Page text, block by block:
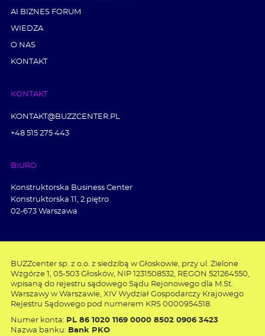
AI BIZNES FORUM
WIEDZA
O NAS
KONTAKT
KONTAKT
KONTAKT@BUZZCENTER.PL
+48 515 275 443
BIURO
Konstruktorska Business Center
Konstruktorska 11, 2 piętro
02-673 Warszawa
BUZZcenter sp. z o.o. z siedzibą w Głoskowie, przy ul. Zielone
Wzgórze 1, 05-503 Głosków, NIP 1231508532, REGON 521264550,
wpisaną do rejestru sądowego Sądu Rejonowego dla M.St.
Warszawy w Warszawie, XIV Wydział Gospodarczy Krajowego
Rejestru Sądowego pod numerem KRS 0000954518.
Numer konta: PL 86 1020 1169 0000 8502 0906 3423
Nazwa banku: Bank PKO